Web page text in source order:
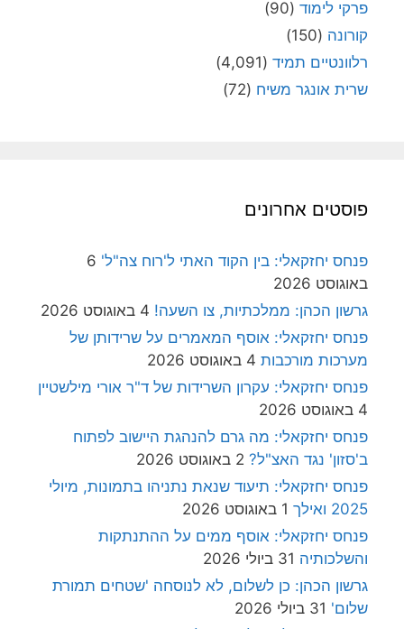
פרקי לימוד (90)
קורונה (150)
רלוונטיים תמיד (4,091)
שרית אונגר משיח (72)
פוסטים אחרונים
פנחס יחזקאלי: בין הקוד האתי ל'רוח צה"ל' 6
באוגוסט 2026
גרשון הכהן: ממלכתיות, צו השעה! 4 באוגוסט 2026
פנחס יחזקאלי: אוסף המאמרים על שרידותן של
מערכות מורכבות 4 באוגוסט 2026
פנחס יחזקאלי: עקרון השרידות של ד"ר אורי מילשטיין
4 באוגוסט 2026
פנחס יחזקאלי: מה גרם להנהגת היישוב לפתוח
ב'סזון' נגד האצ"ל? 2 באוגוסט 2026
פנחס יחזקאלי: תיעוד שנאת נתניהו בתמונות, מיולי
2025 ואילך
1 באוגוסט 2026
פנחס יחזקאלי: אוסף ממים על ההתנתקות
והשלכותיה 31 ביולי 2026
גרשון הכהן: כן לשלום, לא לנוסחה 'שטחים תמורת
שלום' 31 ביולי 2026